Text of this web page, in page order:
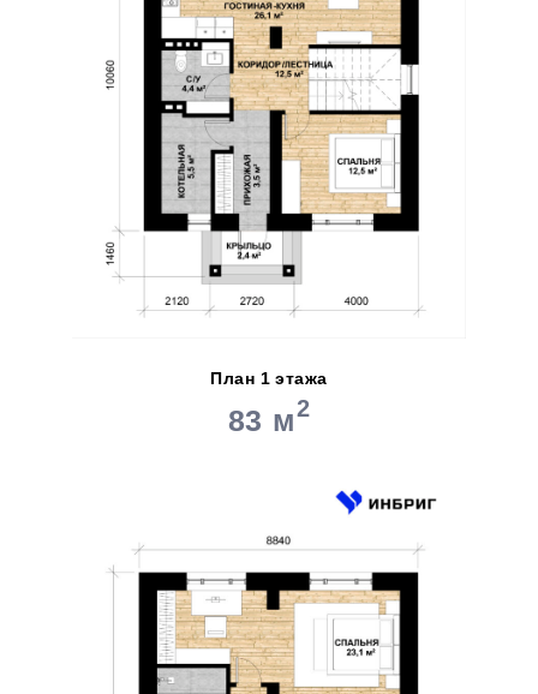
План 1 этажа
83 м2